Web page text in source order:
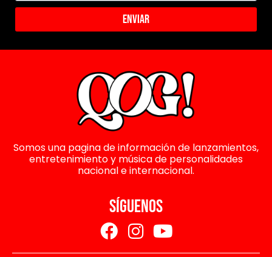
Enviar
Somos una pagina de información de lanzamientos,
entretenimiento y música de personalidades
nacional e internacional.
SÍGUENOS